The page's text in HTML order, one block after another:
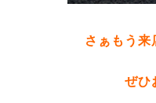
さぁもう来
ぜひ